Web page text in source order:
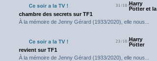
31/10/2023
Harry
Potter et la
chambre des secrets sur TF1
À la mémoire de Jenny Gérard (1933/2020), elle nous...
23/10/2023
Harry
Potter
revient sur TF1
À la mémoire de Jenny Gérard (1933/2020), elle nous...